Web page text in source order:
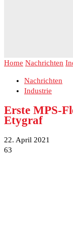
Home Nachrichten
Nachrichten
Industrie
Erste MPS-
Etygraf
22. April 2021
63